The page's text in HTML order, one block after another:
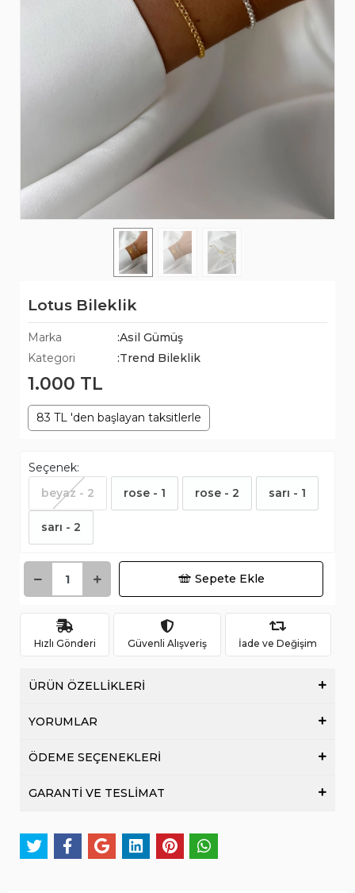
Lotus Bileklik
Marka
:Asil Gümüş
Kategori
:Trend Bileklik
1.000 TL
83 TL 'den başlayan taksitlerle
Seçenek:
beyaz - 2
rose - 1 rose - 2 sarı - 1
sarı - 2
Sepete Ekle
Hızlı Gönderi Güvenli Alışveriş İade ve Değişim
ÜRÜN ÖZELLİKLERİ
YORUMLAR
ÖDEME SEÇENEKLERİ
GARANTİ VE TESLİMAT